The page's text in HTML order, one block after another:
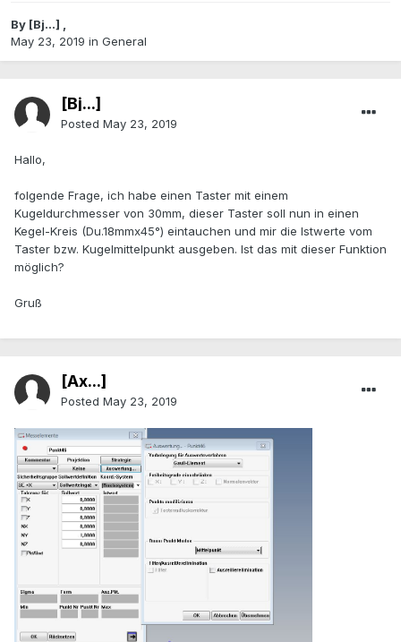
By [Bj...] ,
May 23, 2019 in General
[Bj...]
Posted May 23, 2019
Hallo,
folgende Frage, ich habe einen Taster mit einem
Kugeldurchmesser von 30mm, dieser Taster soll nun in einen
Kegel-Kreis (Du.18mmx45°) eintauchen und mir die Istwerte vom
Taster bzw. Kugelmittelpunkt ausgeben. Ist das mit dieser Funktion
möglich?
Gruß
[Ax...]
Posted May 23, 2019